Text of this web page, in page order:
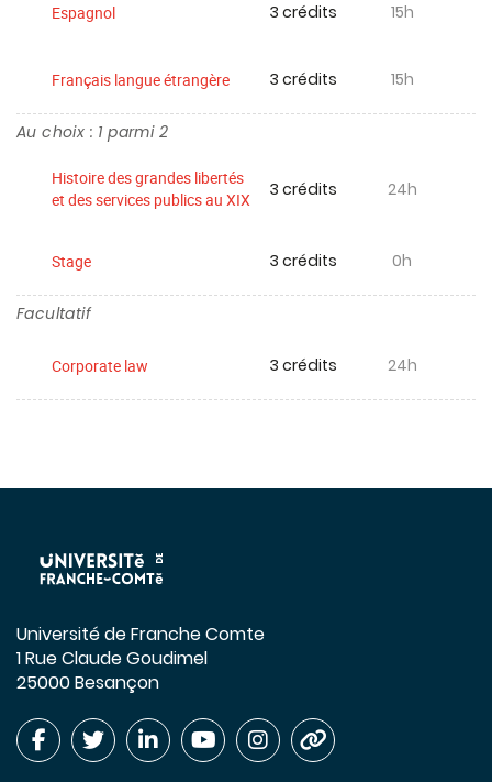
Espagnol 3 crédits 15h
Français langue étrangère 3 crédits 15h
Au choix : 1 parmi 2
Histoire des grandes libertés
et des services publics au XIX
3 crédits 24h
Stage 3 crédits 0h
Facultatif
Corporate law 3 crédits 24h
Université de Franche Comte
1 Rue Claude Goudimel
25000 Besançon